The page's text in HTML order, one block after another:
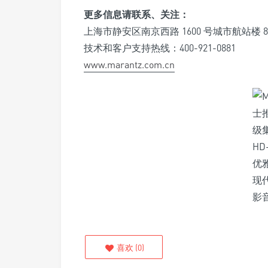
更多信息请联系、关注：
上海市静安区南京西路 1600 号城市航站楼
技术和客户支持热线：400-921-0881
www.marantz.com.cn
喜欢 (0)